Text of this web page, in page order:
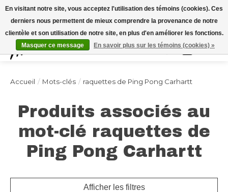
Expédition sous 48h / Livraison gratuite dès 150€ d'achats / -10% avec le code
"4MILKZOO"
Liste de
Panier
Accueil / Mots-clés / raquettes de Ping Pong Carhartt
Produits associés au
mot-clé raquettes de
Ping Pong Carhartt
Afficher les filtres
En visitant notre site, vous acceptez l'utilisation des témoins (cookies). Ces
derniers nous permettent de mieux comprendre la provenance de notre
clientèle et son utilisation de notre site, en plus d'en améliorer les fonctions.
Masquer ce message
En savoir plus sur les témoins (cookies) »